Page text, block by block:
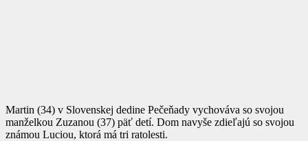
Martin (34) v Slovenskej dedine Pečeňady vychováva so svojou
manželkou Zuzanou (37) päť detí. Dom navyše zdieľajú so svojou
známou Luciou, ktorá má tri ratolesti.